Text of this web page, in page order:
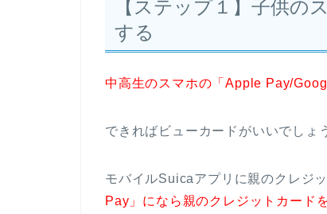
【ステップ１】子供の
する
中高生のスマホの「Apple Pay/
できればビューカードがいいでしょ
モバイルSuicaアプリに親のクレジ
Pay」になら親のクレジットカード